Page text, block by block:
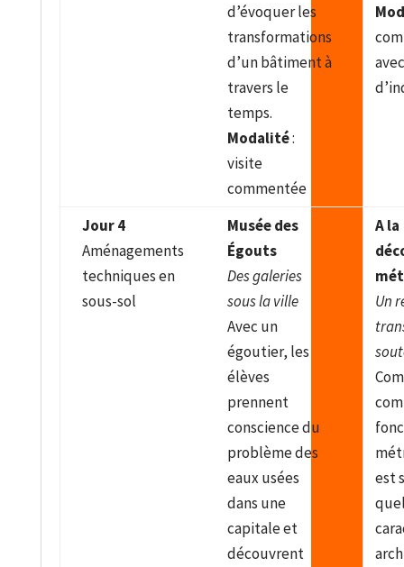
d’évoquer les
transformations
d’un bâtiment à
travers le
temps.
Modalité:
visite
commentée
Jour 4
Aménagements
techniques en
sous-sol
Musée des
Égouts
Des galeries
sous la ville
Avec un
égoutier, les
élèves
prennent
conscience du
problème des
eaux usées
dans une
capitale et
découvrent
A la
Un
est